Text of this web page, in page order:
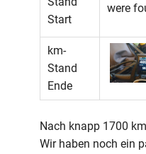
Start
were
km-
Stand
Ende
Nach knapp 1700
Wir haben noch ein